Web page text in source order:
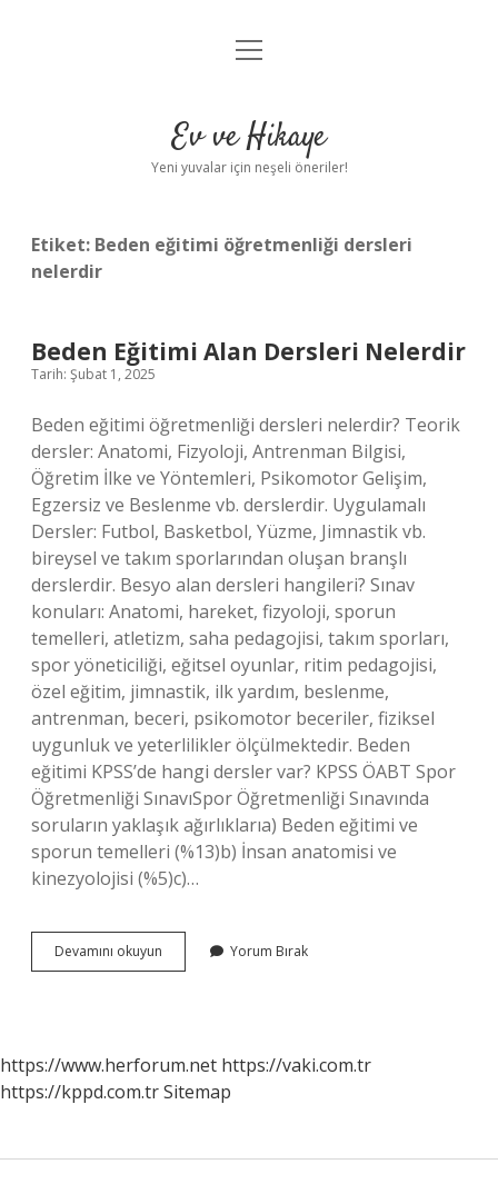
Anasayfa
Yasal Uyarı
menüyü
Ev ve Hikaye
Yeni yuvalar için neşeli öneriler!
Etiket: Beden eğitimi öğretmenliği dersleri
nelerdir
Beden Eğitimi Alan Dersleri Nelerdir
Tarih: Şubat 1, 2025
Beden eğitimi öğretmenliği dersleri nelerdir? Teorik
dersler: Anatomi, Fizyoloji, Antrenman Bilgisi,
Öğretim İlke ve Yöntemleri, Psikomotor Gelişim,
Egzersiz ve Beslenme vb. derslerdir. Uygulamalı
Dersler: Futbol, ​​Basketbol, ​​Yüzme, Jimnastik vb.
bireysel ve takım sporlarından oluşan branşlı
derslerdir. Besyo alan dersleri hangileri? Sınav
konuları: Anatomi, hareket, fizyoloji, sporun
temelleri, atletizm, saha pedagojisi, takım sporları,
spor yöneticiliği, eğitsel oyunlar, ritim pedagojisi,
özel eğitim, jimnastik, ilk yardım, beslenme,
antrenman, beceri, psikomotor beceriler, fiziksel
uygunluk ve yeterlilikler ölçülmektedir. Beden
eğitimi KPSS’de hangi dersler var? KPSS ÖABT Spor
Öğretmenliği SınavıSpor Öğretmenliği Sınavında
soruların yaklaşık ağırlıklarıa) Beden eğitimi ve
sporun temelleri (%13)b) İnsan anatomisi ve
kinezyolojisi (%5)c)…
Devamını okuyun
Eğitimi
Yorum Bırak
https://www.herforum.net https://vaki.com.tr
https://kppd.com.trSitemap